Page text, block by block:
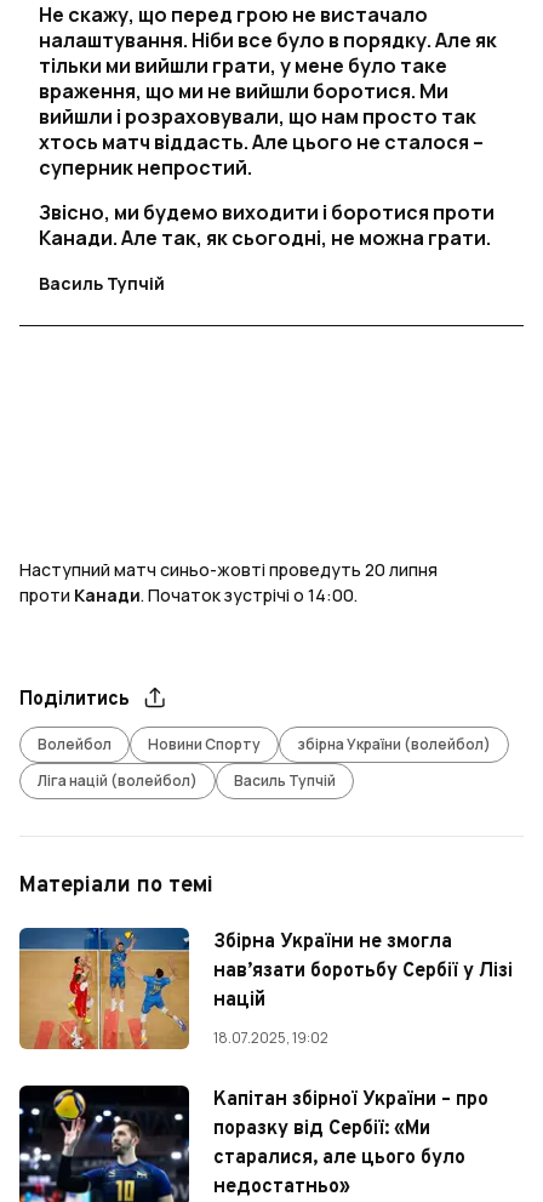
Не скажу, що перед грою не вистачало
налаштування. Ніби все було в порядку. Але як
тільки ми вийшли грати, у мене було таке
враження, що ми не вийшли боротися. Ми
вийшли і розраховували, що нам просто так
хтось матч віддасть. Але цього не сталося –
суперник непростий.
Звісно, ми будемо виходити і боротися проти
Канади. Але так, як сьогодні, не можна грати.
Василь Тупчій
Наступний матч синьо-жовті проведуть 20 липня
проти Канади. Початок зустрічі о 14:00.
Поділитись
Волейбол Новини Спорту
збірна України (волейбол)
Ліга націй (волейбол)
Василь Тупчій
Матеріали по темі
Збірна України не змогла
нав’язати боротьбу Сербії у Лізі
націй
18.07.2025, 19:02
Капітан збірної України – про
поразку від Сербії: «Ми
старалися, але цього було
недостатньо»